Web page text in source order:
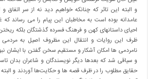
و البته این تاثر که چنانکه خواهیم دید نه از سر اتفاق و
عامدانه بوده است به مخاطبان این پیام را می رساند
احیای داستانهای کهن و فرهنگ فسرده گذشتگان بلکه
ظرف این روایات و انتقال این مظروف اصیل به مردمی
نامردمی ها امکان آشکار و مستقیم سخن گفتن با ایشان
و سیاقی شد که بعدها دیگر نویسندگان و شاعران بدان
حقایق مطلوب را در ظرف قصه ها و حکایت‌ها آوردند و البته